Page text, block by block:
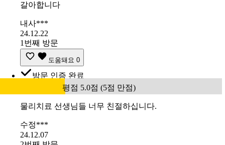
갈아합니다
내사***
24.12.22
1번째 방문
도움돼요 0
방문 인증 완료
평점 5.0점 (5점 만점)
물리치료 선생님들 너무 친절하십니다.
수정***
24.12.07